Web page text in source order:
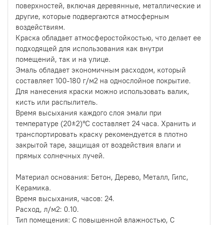
поверхностей, включая деревянные, металлические и
другие, которые подвергаются атмосферным
воздействиям.
Краска обладает атмосферостойкостью, что делает ее
подходящей для использования как внутри
помещений, так и на улице.
Эмаль обладает экономичным расходом, который
составляет 100-180 г/м2 на однослойное покрытие.
Для нанесения краски можно использовать валик,
кисть или распылитель.
Время высыхания каждого слоя эмали при
температуре (20±2)°C составляет 24 часа. Хранить и
транспортировать краску рекомендуется в плотно
закрытой таре, защищая от воздействия влаги и
прямых солнечных лучей.
Материал основания: Бетон, Дерево, Металл, Гипс,
Керамика.
Время высыхания, часов: 24.
Расход, л/м2: 0.10.
Тип помещения: С повышенной влажностью, С